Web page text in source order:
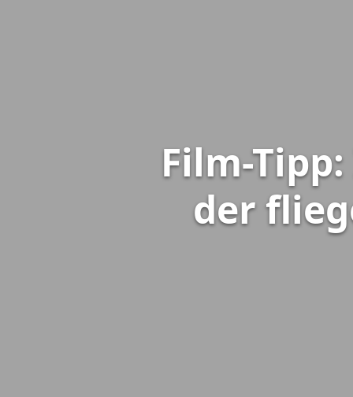
Film-
der